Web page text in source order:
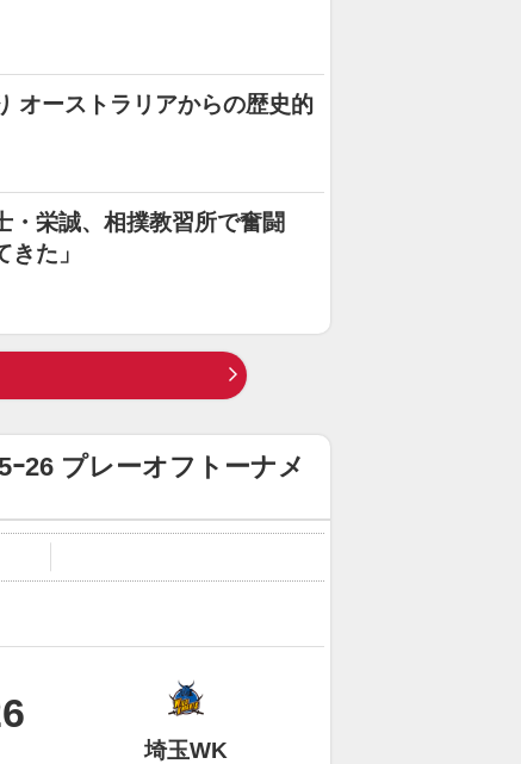
オーストラリアからの歴史的
・栄誠、相撲教習所で奮闘
た」
26 プレーオフトーナメ
埼玉WK